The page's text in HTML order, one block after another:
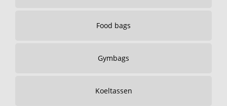
Food bags
Gymbags
Koeltassen